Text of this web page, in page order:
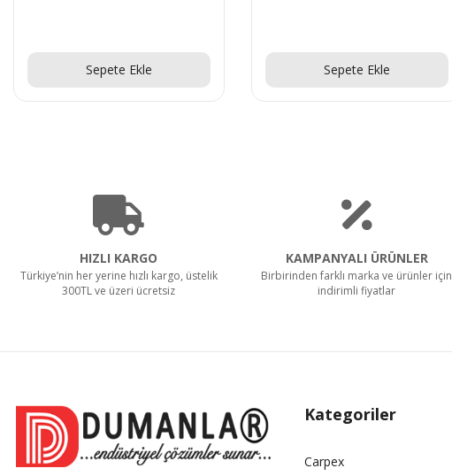
Sepete Ekle
Sepete Ekle
HIZLI KARGO
Türkiye’nin her yerine hızlı kargo, üstelik
300TL ve üzeri ücretsiz
KAMPANYALI ÜRÜNLER
Birbirinden farklı marka ve ürünler için
indirimli fiyatlar
Kategoriler
Carpex